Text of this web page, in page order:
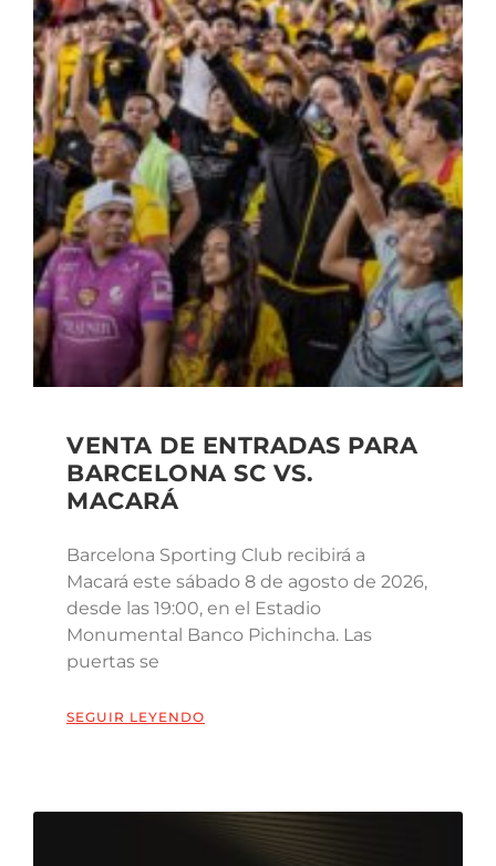
VENTA DE ENTRADAS PARA
BARCELONA SC VS.
MACARÁ
Barcelona Sporting Club recibirá a
Macará este sábado 8 de agosto de 2026,
desde las 19:00, en el Estadio
Monumental Banco Pichincha. Las
puertas se
SEGUIR LEYENDO